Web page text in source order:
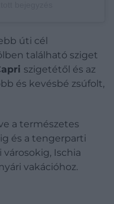
úti cél
található sziget
szigetétől és az
és kevésbé zsúfolt,
a természetes
és a tengerparti
Ischia
vakációhoz.